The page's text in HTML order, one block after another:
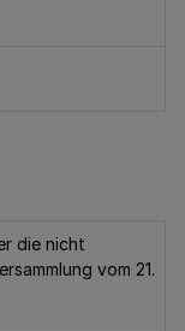
die nicht
vom 21.